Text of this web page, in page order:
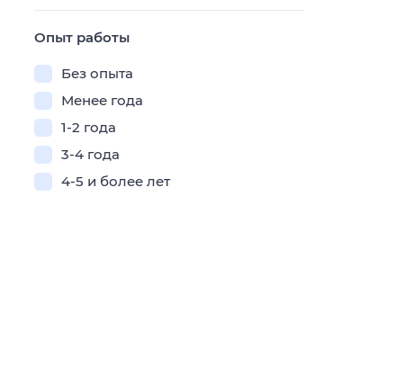
Опыт работы
Без опыта
Менее года
1-2 года
3-4 года
4-5 и более лет